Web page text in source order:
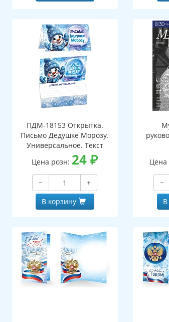
ПДМ-18153 Открытка.
Письмо Дедушке Морозу.
Универсальное. Текст
Цена розн: 24₽
−
+
В корзину
Цена
−
В